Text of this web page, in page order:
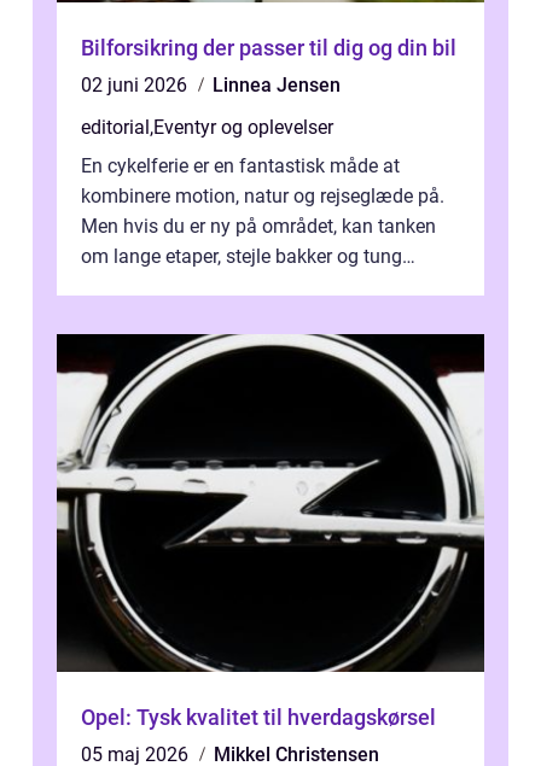
Bilforsikring der passer til dig og din bil
02 juni 2026
Linnea Jensen
editorial,Eventyr og oplevelser
En cykelferie er en fantastisk måde at
kombinere motion, natur og rejseglæde på.
Men hvis du er ny på området, kan tanken
om lange etaper, stejle bakker og tung
Opel: Tysk kvalitet til hverdagskørsel
05 maj 2026 Mikkel Christensen